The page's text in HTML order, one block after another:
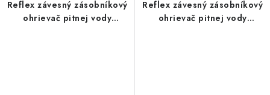
Reflex závesný zásobníkový
ohrievač pitnej vody
Reflex závesný zásobníkový
ohrievač pitnej vody